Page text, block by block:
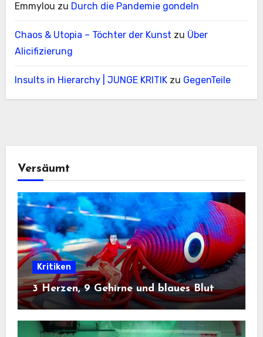
Emmylou zu Durch die Pandemie gondeln
Chaos & Utopia – Töchter der Kunst zu Über
Alicifizierung
Insults in Hierarchy | JUNGE KRITIKzu GegenTeile
Versäumt
Kritiken
3 Herzen, 9 Gehirne und blaues Blut